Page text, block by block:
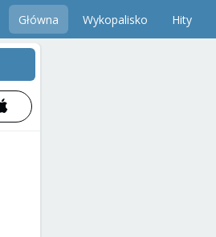
Główna Wykopalisko Hity